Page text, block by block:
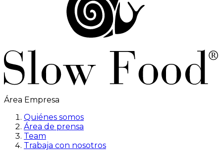
Área Empresa
Quiénes somos
Área de prensa
Team
Trabaja con nosotros